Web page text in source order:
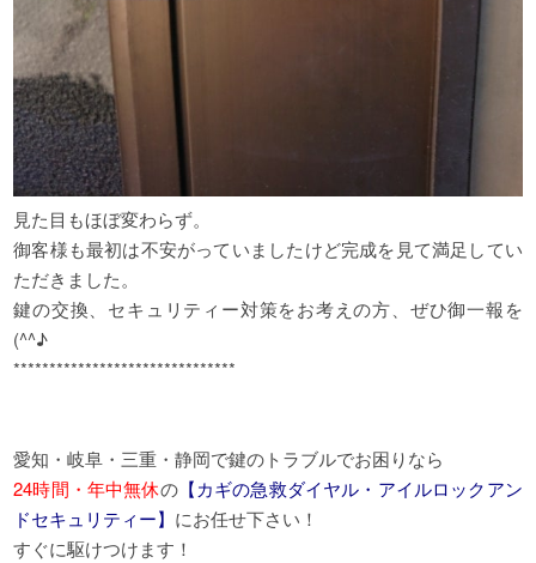
見た目もほぼ変わらず。
御客様も最初は不安がっていましたけど完成を見て満足してい
ただきました。
鍵の交換、セキュリティー対策をお考えの方、ぜひ御一報を
(^^♪
*******************************
愛知・岐阜・三重・静岡で鍵のトラブルでお困りなら
24時間・年中無休の【カギの急救ダイヤル・アイルロックアン
ドセキュリティー】 にお任せ下さい！
すぐに駆けつけます！